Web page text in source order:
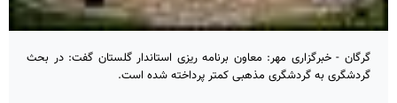
گرگان - خبرگزاری مهر: معاون برنامه ریزی استاندار گلستان گفت: در بحث
گردشگری به گردشگری مذهبی کمتر پرداخته شده است.